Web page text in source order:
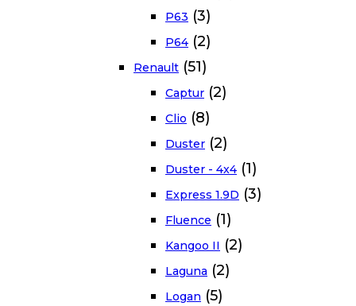
P63 (3)
P64 (2)
Renault (51)
Captur (2)
Clio (8)
Duster (2)
Duster - 4x4 (1)
Express 1.9D (3)
Fluence (1)
Kangoo II (2)
Laguna (2)
Logan (5)